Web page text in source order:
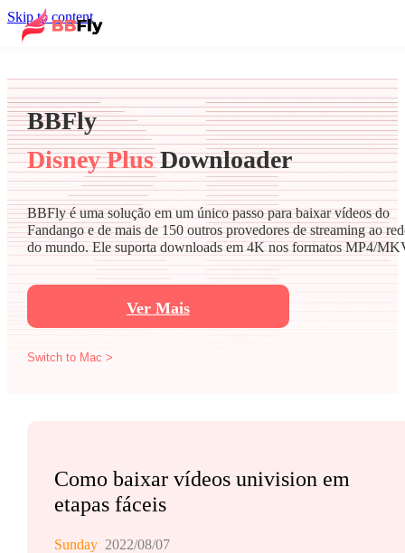
Skip to content
BBFly
Disney PlusDownloader
BBFly é uma solução em um único passo para baixar vídeos do
Fandango e de mais de 150 outros provedores de streaming ao
do mundo. Ele suporta downloads em 4K nos formatos MP4/
Ver Mais
Switch to Mac >
Como baixar vídeos univision em
etapas fáceis
Sunday 2022/08/07